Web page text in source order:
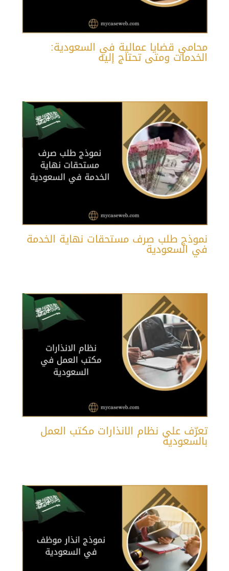
محامي قضايا عمالية في السعودية:
الخدمات ومتى تحتاج إليه
نموذج طلب صرف مستحقات نهاية الخدمة
في السعودية
تعرّف على نظام الانذارات مكتب العمل
بالسعودية